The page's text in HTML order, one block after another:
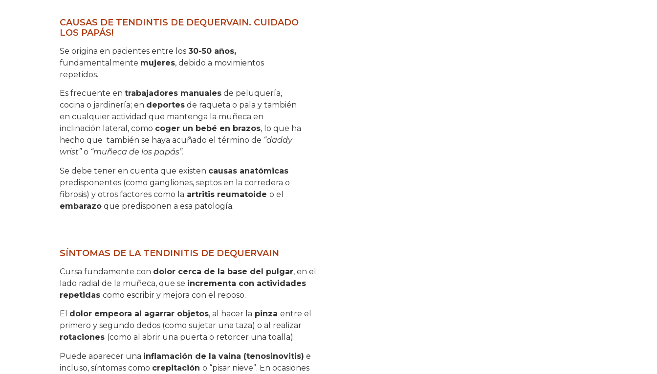
CAUSAS DE TENDINTIS DE DEQUERVAIN. CUIDADO
LOS PAPÁS!
Se origina en pacientes entre los 30-50 años,
fundamentalmente mujeres, debido a movimientos
repetidos.
Es frecuente en trabajadores manuales de peluquería,
cocina o jardinería; en deportes de raqueta o pala y también
en cualquier actividad que mantenga la muñeca en
inclinación lateral, como coger un bebé en brazos, lo que ha
hecho que también se haya acuñado el término de “daddy
wrist”o “muñeca de los papás”.
Se debe tener en cuenta que existen causas anatómicas
predisponentes (como gangliones, septos en la corredera o
fibrosis) y otros factores como la artritis reumatoide o el
embarazo que predisponen a esa patología.
SÍNTOMAS DE LA TENDINITIS DE DEQUERVAIN
Cursa fundamente con dolor cerca de la base del pulgar, en el
lado radial de la muñeca, que se incrementa con actividades
repetidas como escribir y mejora con el reposo.
El dolor empeora al agarrar objetos, al hacer la pinza entre el
primero y segundo dedos (como sujetar una taza) o al realizar
rotaciones (como al abrir una puerta o retorcer una toalla).
Puede aparecer una inflamación de la vaina (tenosinovitis) e
incluso, síntomas como crepitación o “pisar nieve”. En ocasiones